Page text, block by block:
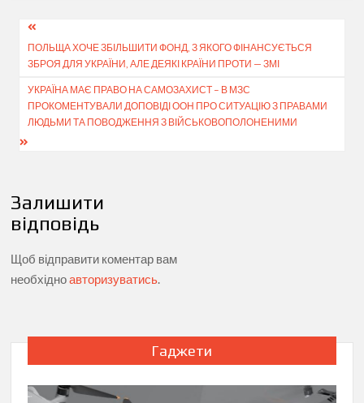
Навігація
записів
ПОЛЬЩА ХОЧЕ ЗБІЛЬШИТИ ФОНД, З ЯКОГО ФІНАНСУЄТЬСЯ
ЗБРОЯ ДЛЯ УКРАЇНИ, АЛЕ ДЕЯКІ КРАЇНИ ПРОТИ — ЗМІ
УКРАЇНА МАЄ ПРАВО НА САМОЗАХИСТ – В МЗС
ПРОКОМЕНТУВАЛИ ДОПОВІДІ ООН ПРО СИТУАЦІЮ З ПРАВАМИ
ЛЮДЬМИ ТА ПОВОДЖЕННЯ З ВІЙСЬКОВОПОЛОНЕНИМИ
Залишити
відповідь
Щоб відправити коментар вам
необхідноавторизуватись.
Гаджети